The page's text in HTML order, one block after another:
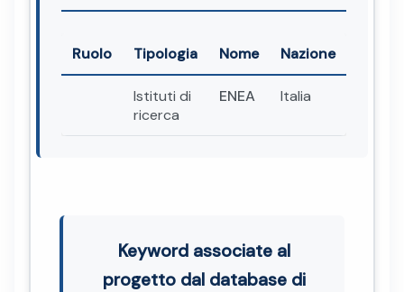
Ruolo Tipologia Nome Nazione
Istituti di
ricerca
ENEA Italia
Keyword associate al
progetto dal database di